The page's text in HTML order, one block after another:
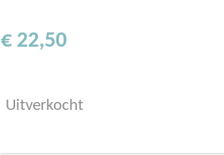
€ 22,50
Uitverkocht